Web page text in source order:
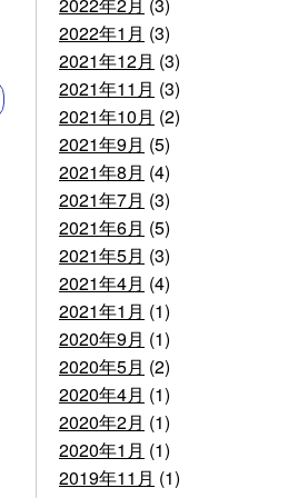
2022年2月 (3)
2022年1月 (3)
2021年12月 (3)
2021年11月 (3)
2021年10月 (2)
2021年9月 (5)
2021年8月 (4)
2021年7月 (3)
2021年6月 (5)
2021年5月 (3)
2021年4月 (4)
2021年1月 (1)
2020年9月 (1)
2020年5月 (2)
2020年4月 (1)
2020年2月 (1)
2020年1月 (1)
2019年11月 (1)